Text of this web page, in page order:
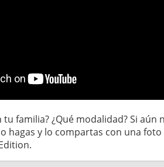
familia? ¿Qué modalidad? Si
hagas y lo compartas con una